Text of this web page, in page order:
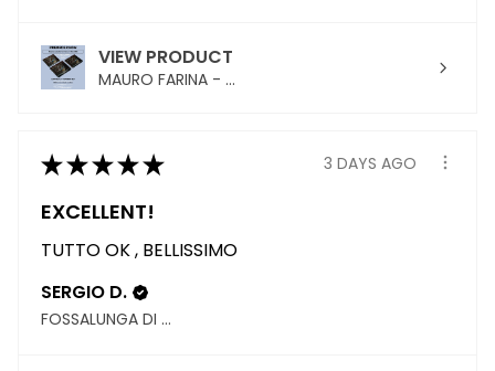
VIEW PRODUCT
MAURO FARINA - ...
★★★★★ 3 DAYS AGO
EXCELLENT!
TUTTO OK , BELLISSIMO
SERGIO D.
FOSSALUNGA DI VEDELAGO, TREVISO